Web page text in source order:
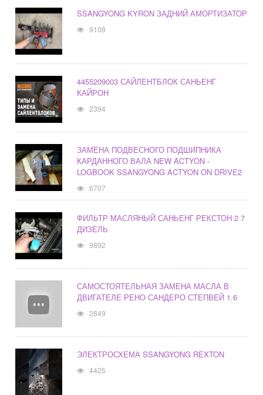
SSANGYONG KYRON ЗАДНИЙ АМОРТИЗАТОР
9108
4455209003 САЙЛЕНТБЛОК САНЬЕНГ
КАЙРОН
2394
ЗАМЕНА ПОДВЕСНОГО ПОДШИПНИКА
КАРДАННОГО ВАЛА NEW ACTYON -
LOGBOOK SSANGYONG ACTYON ON DRIVE2
6707
ФИЛЬТР МАСЛЯНЫЙ САНЬЕНГ РЕКСТОН 2 7
ДИЗЕЛЬ
9892
САМОСТОЯТЕЛЬНАЯ ЗАМЕНА МАСЛА В
ДВИГАТЕЛЕ РЕНО САНДЕРО СТЕПВЕЙ 1.6
2849
ЭЛЕКТРОСХЕМА SSANGYONG REXTON
4425